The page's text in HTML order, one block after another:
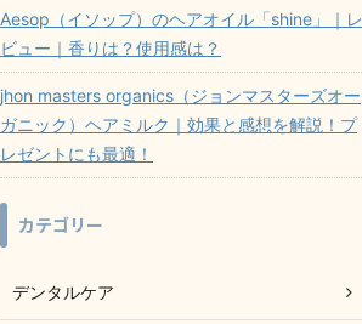
Aesop（イソップ）のヘアオイル「shine」｜レ
ビュー｜香りは？使用感は？
jhon masters organics（ジョンマスターズオー
ガニック）ヘアミルク｜効果と感想を解説！プ
レゼントにも最適！
カテゴリー
デンタルケア